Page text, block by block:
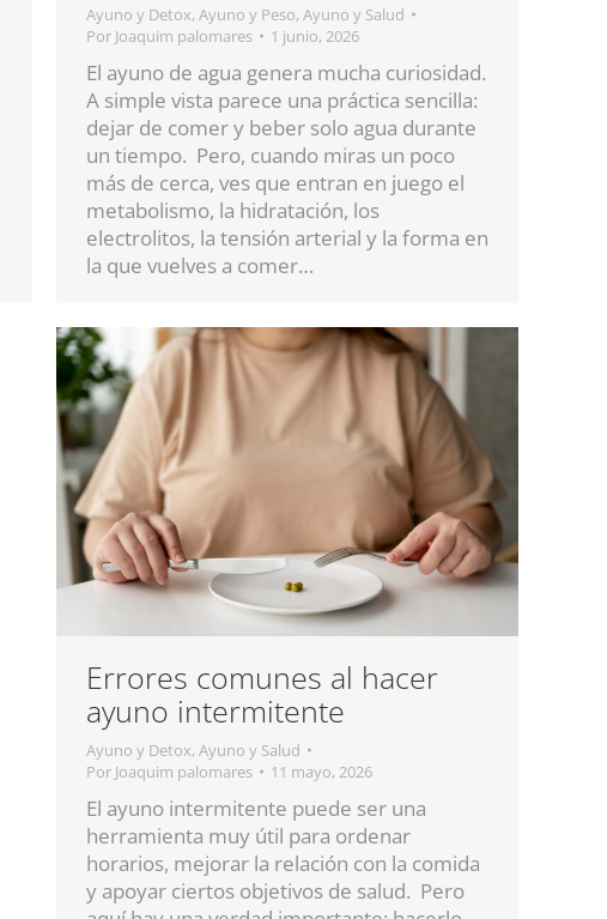
Ayuno y Detox, Ayuno y Peso, Ayuno y Salud
Por Joaquim palomares 1 junio, 2026
El ayuno de agua genera mucha curiosidad.
A simple vista parece una práctica sencilla:
dejar de comer y beber solo agua durante
un tiempo. Pero, cuando miras un poco
más de cerca, ves que entran en juego el
metabolismo, la hidratación, los
electrolitos, la tensión arterial y la forma en
la que vuelves a comer…
Errores comunes al hacer
ayuno intermitente
Ayuno y Detox, Ayuno y Salud
Por Joaquim palomares 11 mayo, 2026
El ayuno intermitente puede ser una
herramienta muy útil para ordenar
horarios, mejorar la relación con la comida
y apoyar ciertos objetivos de salud. Pero